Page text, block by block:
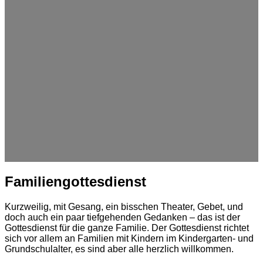
Familiengottesdienst
Kurzweilig, mit Gesang, ein bisschen Theater, Gebet, und
doch auch ein paar tiefgehenden Gedanken – das ist der
Gottesdienst für die ganze Familie. Der Gottesdienst richtet
sich vor allem an Familien mit Kindern im Kindergarten- und
Grundschulalter, es sind aber alle herzlich willkommen.